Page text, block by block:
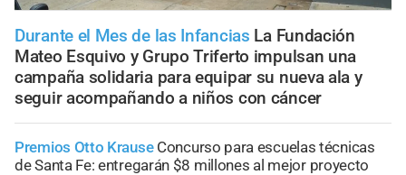
Durante el Mes de las Infancias La Fundación
Mateo Esquivo y Grupo Triferto impulsan una
campaña solidaria para equipar su nueva ala y
seguir acompañando a niños con cáncer
Premios Otto Krause Concurso para escuelas técnicas
de Santa Fe: entregarán $8 millones al mejor proyecto